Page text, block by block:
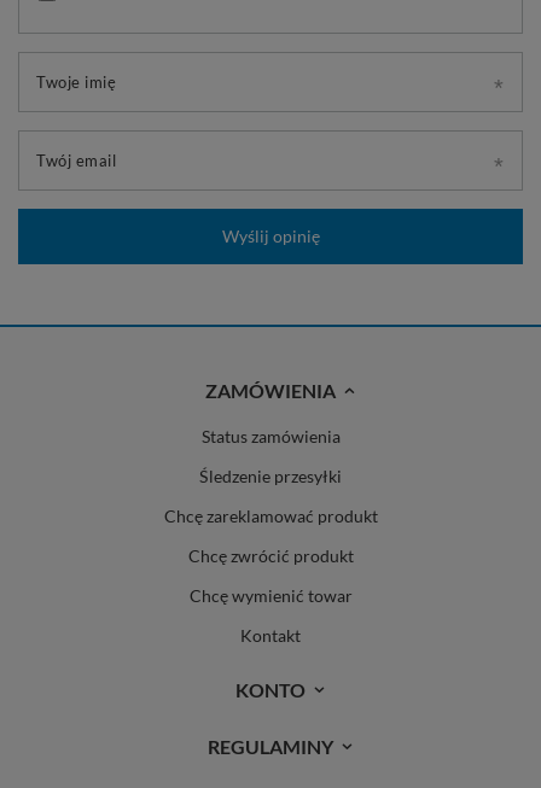
Twoje imię
Twój email
Wyślij opinię
ZAMÓWIENIA
Status zamówienia
Śledzenie przesyłki
Chcę zareklamować produkt
Chcę zwrócić produkt
Chcę wymienić towar
Kontakt
KONTO
REGULAMINY